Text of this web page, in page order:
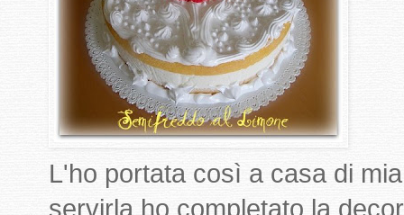
L'ho portata così a casa di
servirla ho completato la